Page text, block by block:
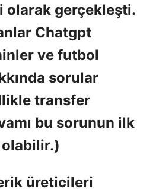
olarak gerçekleşti.
Chatgpt
ve futbol
sorular
transfer
bu sorunun ilk
olabilir.)
üreticileri